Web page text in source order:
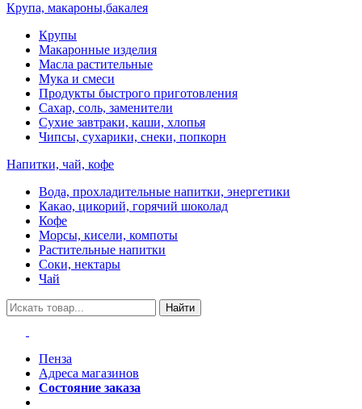
Крупа, макароны,бакалея
Крупы
Макаронные изделия
Масла растительные
Мука и смеси
Продукты быстрого приготовления
Сахар, соль, заменители
Сухие завтраки, каши, хлопья
Чипсы, сухарики, снеки, попкорн
Напитки, чай, кофе
Вода, прохладительные напитки, энергетики
Какао, цикорий, горячий шоколад
Кофе
Морсы, кисели, компоты
Растительные напитки
Соки, нектары
Чай
Найти
Пенза
Адреса магазинов
Состояние заказа